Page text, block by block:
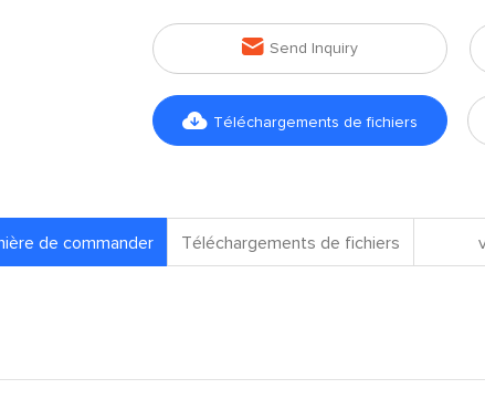
 Send Inquiry
 Téléchargements de fichiers
de commander Téléchargements de fichiers